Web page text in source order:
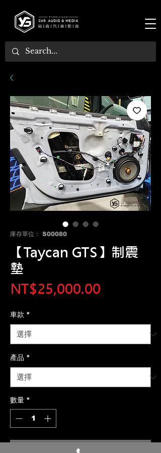
庫存單位： S00080
【Taycan GTS】制震
墊
NT$25,000.00
車款 *
產品 *
數量 *
新增至購物車